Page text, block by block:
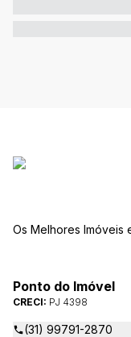
Os Melhores Imóveis
Ponto do Imóvel
CRECI: PJ 4398
(31) 99791-2870